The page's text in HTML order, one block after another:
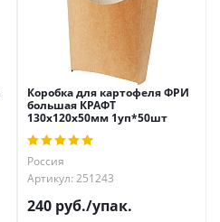
Коробка для картофеля ФРИ
большая КРАФТ
130х120х50мм 1уп*50шт
Россия
Артикул: 251243
240 руб./упак.